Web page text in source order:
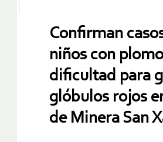
Confirman
niños con
dificultad para
glóbulos rojos
de Minera San